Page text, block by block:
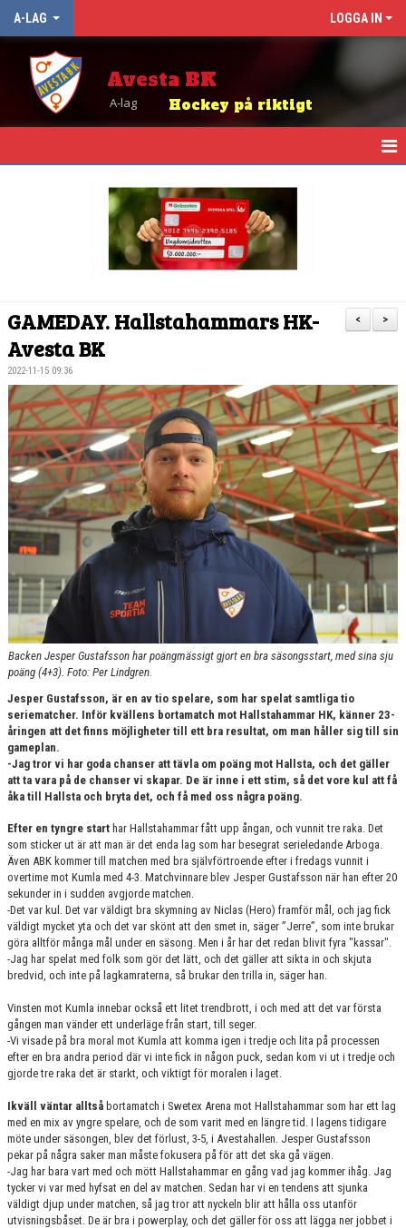
A-LAG LOGGA IN
Avesta BK
Hockey på riktigt
A-lag
TABELL OCH RESULTAT
KONTAKT
>
<
GAMEDAY. Hallstahammars HK-
Avesta BK
2022-11-15 09:36
Backen Jesper Gustafsson har poängmässigt gjort en bra säsongsstart, med sina sju
poäng (4+3). Foto: Per Lindgren.
Jesper Gustafsson, är en av tio spelare, som har spelat samtliga tio
seriematcher. Inför kvällens bortamatch mot Hallstahammar HK, känner 23-
åringen att det finns möjligheter till ett bra resultat, om man håller sig till sin
gameplan.
-Jag tror vi har goda chanser att tävla om poäng mot Hallsta, och det gäller
att ta vara på de chanser vi skapar. De är inne i ett stim, så det vore kul att få
åka till Hallsta och bryta det, och få med oss några poäng.
Efter en tyngre start har Hallstahammar fått upp ångan, och vunnit tre raka. Det
som sticker ut är att man är det enda lag som har besegrat serieledande Arboga.
Även ABK kommer till matchen med bra självförtroende efter i fredags vunnit i
overtime mot Kumla med 4-3. Matchvinnare blev Jesper Gustafsson när han efter 20
sekunder in i sudden avgjorde matchen.
-Det var kul. Det var väldigt bra skymning av Niclas (Hero) framför mål, och jag fick
väldigt mycket yta och det var skönt att den smet in, säger ”Jerre”, som inte brukar
göra alltför många mål under en säsong. Men i år har det redan blivit fyra "kassar".
-Jag har spelat med folk som gör det lätt, och det gäller att sikta in och skjuta
bredvid, och inte på lagkamraterna, så brukar den trilla in, säger han.
Vinsten mot Kumla innebar också ett litet trendbrott, i och med att det var första
gången man vänder ett underläge från start, till seger.
-Vi visade på bra moral mot Kumla att komma igen i tredje och lita på processen
efter en bra andra period där vi inte fick in någon puck, sedan kom vi ut i tredje och
gjorde tre raka det är starkt, och viktigt för moralen i laget.
Ikväll väntar alltså bortamatch i Swetex Arena mot Hallstahammar som har ett lag
med en mix av yngre spelare, och de som varit med en längre tid. I lagens tidigare
möte under säsongen, blev det förlust, 3-5, i Avestahallen. Jesper Gustafsson
pekar på några saker man måste fokusera på för att det ska gå vägen.
-Jag har bara vart med och mött Hallstahammar en gång vad jag kommer ihåg. Jag
tycker vi var med hyfsat en del av matchen. Sedan har vi en tendens att sjunka
väldigt djup under matchen, så jag tror att nyckeln blir att hålla oss utanför
utvisningsbåset. De är bra i powerplay, och det gäller för oss att lägga ner jobbet i